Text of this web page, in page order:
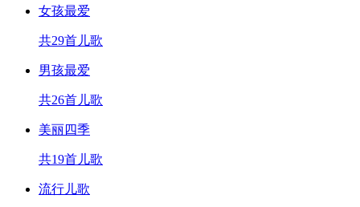
女孩最爱
共29首儿歌
男孩最爱
共26首儿歌
美丽四季
共19首儿歌
流行儿歌